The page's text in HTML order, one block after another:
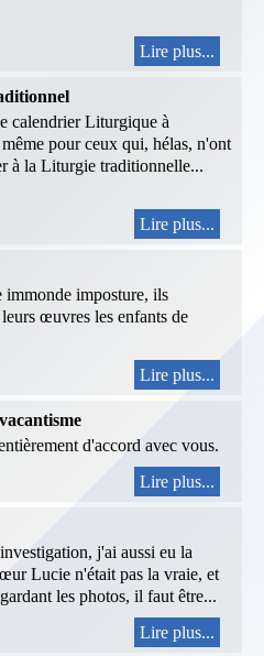
Lire plus...
calendrier Liturgique à
pour ceux qui, hélas, n'ont
à la Liturgie traditionnelle...
Lire plus...
imposture, ils
œuvres les enfants de
Lire plus...
d'accord avec vous.
Lire plus...
j'ai aussi eu la
Lucie n'était pas la vraie, et
les photos, il faut être...
Lire plus...